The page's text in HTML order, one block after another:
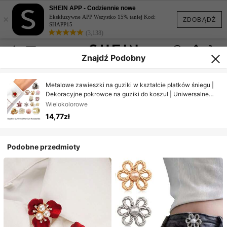
ZDOBĄDŹ
×
SHEIN APP - Codziennie nowe
Ekskluzywne APP Wszystko 15% taniej Kod:
SHAPP15
(3,138)
Znajdź Podobny
Metalowe zawieszki na guziki w kształcie płatków śniegu |
Dekoracyjne pokrowce na guziki do koszul | Uniwersalne
dodatki odzieżowe
Wielokolorowe
14,77zł
Podobne przedmioty